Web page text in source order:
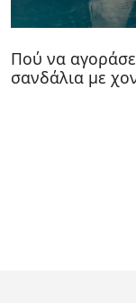
Πού να
σανδάλια με